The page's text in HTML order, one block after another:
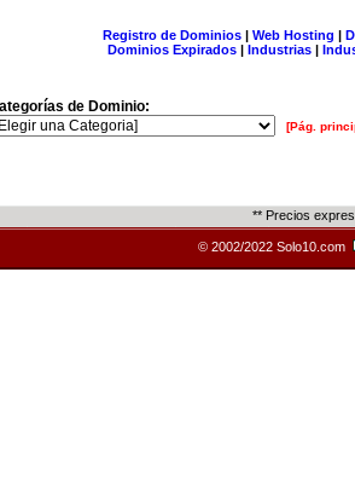
Registro de Dominios| Web Hosting |
Dominios Expirados | Industrias |
de Dominio:
[Pág.
** Precios
© 2002/2022 Solo10.com